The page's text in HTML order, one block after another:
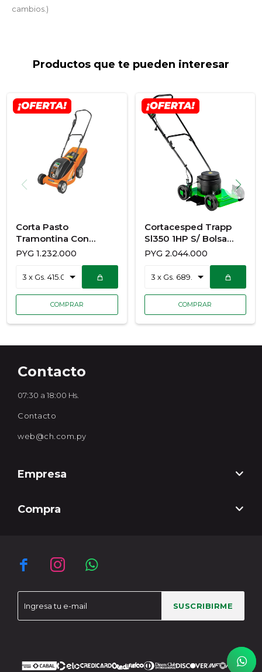
cambios.)
Productos que te pueden interesar
Corta Pasto
Tramontina Con
Recolector 1300W
PYG 1.232.000
Cortacesped Trapp
Sl350 1HP S/ Bolsa
Chassis Metal
PYG 2.044.000
  
SUSCRIBIRME
Contacto
07:30 a 18:00 Hs.
Contacto
web@ch.com.py
Empresa
Compra